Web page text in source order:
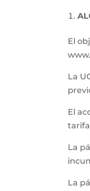
El
La
El
La
La